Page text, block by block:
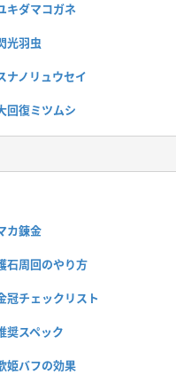
キダマコガネ
光羽虫
ナノリュウセイ
回復ミツムシ
カ錬金
石周回のやり方
冠チェックリスト
奨スペック
姫バフの効果